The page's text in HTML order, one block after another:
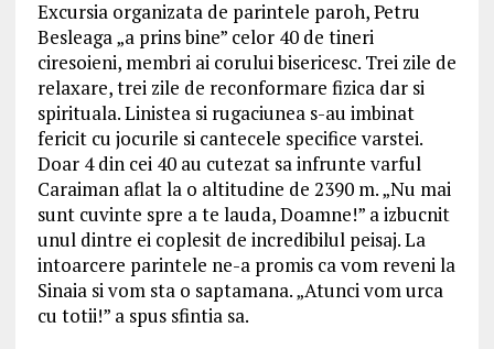
Excursia organizata de parintele paroh, Petru
Besleaga „a prins bine” celor 40 de tineri
ciresoieni, membri ai corului bisericesc. Trei zile de
relaxare, trei zile de reconformare fizica dar si
spirituala. Linistea si rugaciunea s-au imbinat
fericit cu jocurile si cantecele specifice varstei.
Doar 4 din cei 40 au cutezat sa infrunte varful
Caraiman aflat la o altitudine de 2390 m. „Nu mai
sunt cuvinte spre a te lauda, Doamne!” a izbucnit
unul dintre ei coplesit de incredibilul peisaj. La
intoarcere parintele ne-a promis ca vom reveni la
Sinaia si vom sta o saptamana. „Atunci vom urca
cu totii!” a spus sfintia sa.